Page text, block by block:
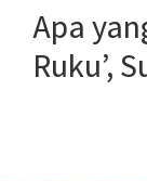
Apa
Ruku’,